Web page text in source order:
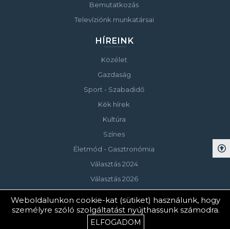
Bemutatkozás
Televíziónk munkatársai
HÍREINK
Közélet
Gazdaság
Sport - Szabadidő
Kék hírek
Kultúra
Színes
Életmód - Gasztronómia
Választás 2024
Választás 2026
© Copyright 2023 Keszthelyi Televízió
Weboldalunkon cookie-kat (sütiket) használunk, hogy
személyre szóló szolgáltatást nyújthassunk számodra.
ELFOGADOM